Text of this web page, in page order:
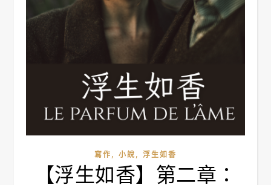
寫作, 小說, 浮生如香
【浮生如香】第二章：